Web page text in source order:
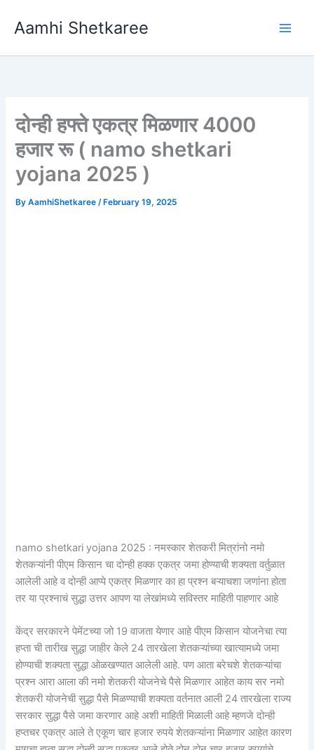
Aamhi Shetkaree
दोन्ही हफ्ते एकत्र मिळणार 4000
हजार रू ( namo shetkari
yojana 2025 )
ByAamhiShetkaree/ February 19, 2025
namo shetkari yojana 2025 : नमस्कार शेतकरी मित्रांनो नमो
शेतकऱ्यांनी पीएम किसान चा दोन्ही हक्क एकत्र जमा होण्याची शक्यता वर्तुळात
आलेली आहे व दोन्ही आप्पे एकत्र मिळणार का हा प्रश्न बऱ्याचशा जणांना होता
तर या प्रश्नाचं सुद्धा उत्तर आपण या लेखांमध्ये सविस्तर माहिती पाहणार आहे
केंद्र सरकारने पेमेंटच्या जो 19 वाजता येणार आहे पीएम किसान योजनेचा त्या
हप्ता ची तारीख सुद्धा जाहीर केले 24 तारखेला शेतकऱ्यांच्या खात्यामध्ये जमा
होण्याची शक्यता सुद्धा ओळखण्यात आलेली आहे. पण आता बरेचशे शेतकऱ्यांचा
प्रश्न आरा आला की नमो शेतकरी योजनेचे पैसे मिळणार आहेत काय सर नमो
शेतकरी योजनेची सुद्धा पैसे मिळण्याची शक्यता वर्तनात आली 24 तारखेला राज्य
सरकार सुद्धा पैसे जमा करणार आहे अशी माहिती मिळाली आहे म्हणजे दोन्ही
हप्तचर एकत्र आले ते एकूण चार हजार रुपये शेतकऱ्यांना मिळणार आहेत कारण